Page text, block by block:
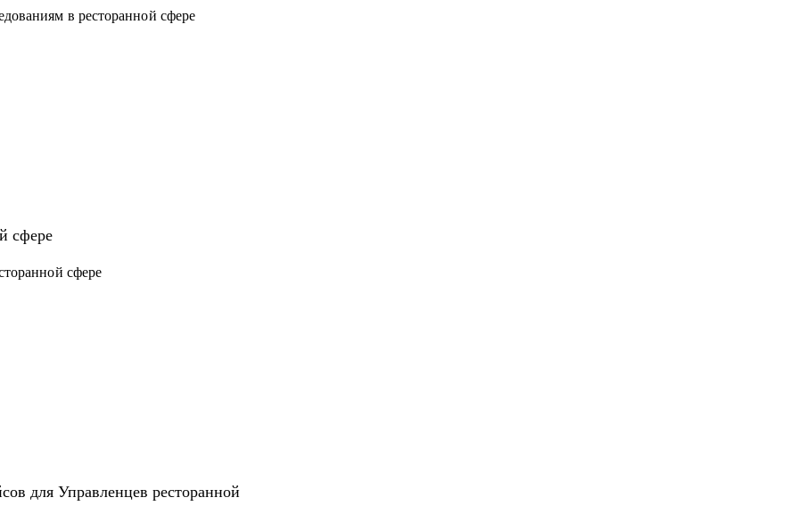
в ресторанной сфере
сфере
сфере
для Управленцев ресторанной